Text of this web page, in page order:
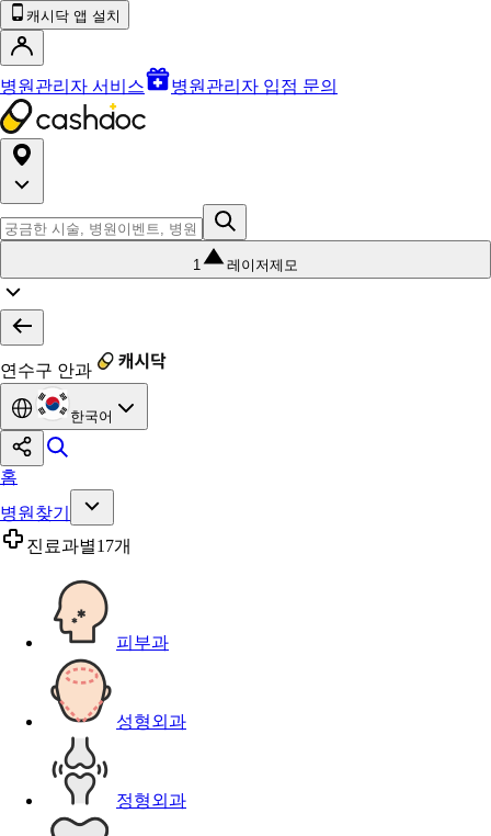
캐시닥 앱 설치
병원관리자 서비스 병원관리자 입점 문의
1 레이저제모
연수구 안과
한국어
홈
병원찾기
진료과별17개
피부과
성형외과
정형외과